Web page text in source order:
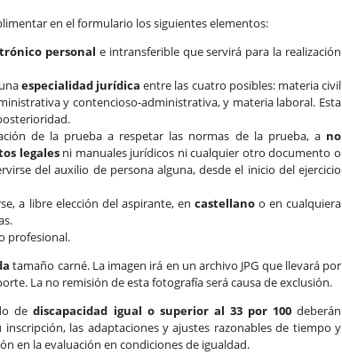
en el formulario los siguientes elementos:
personal e intransferible que servirá para la realización
especialidad jurídica entre las cuatro posibles: materia civil
y contencioso-administrativa, y materia laboral. Esta
de la prueba a respetar las normas de la prueba, a no
legalesni manuales jurídicos ni cualquier otro documento o
del auxilio de persona alguna, desde el inicio del ejercicio
a libre elección del aspirante, en castellanoo en cualquiera
profesional.
tamaño carné. La imagen irá en un archivo JPG que llevará por
La no remisión de esta fotografía será causa de exclusión.
dediscapacidad igual o superior al 33 por 100deberán
las adaptaciones y ajustes razonables de tiempo y
en la evaluación en condiciones de igualdad.